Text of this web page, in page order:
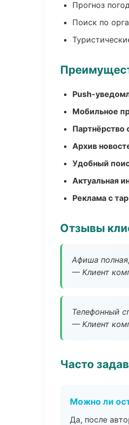
Прогноз
Поиск по
Push-
Мобильное
Партнёрство
Архив
Удобный
Актуальная
Реклама с
Отзывы
Афиша
— Клиент
Телефонный
— Клиент
Часто
Можно ли
Да, после